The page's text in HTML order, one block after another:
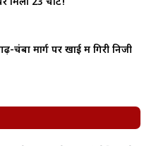
चंबा मार्ग पर खाई में गिरी निजी